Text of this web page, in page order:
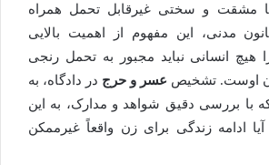
مشقت و سختی غیرقابل تحمل همراه
مدنی، این مفهوم از اهمیت بالایی
هیچ انسانی نباید مجبور به تحمل رنجی
اوست. تشخیص عسر و حرج در دادگاه، به
بررسی دقیق شواهد و مدارک، به این
ادامه زندگی برای زن واقعاً غیرممکن